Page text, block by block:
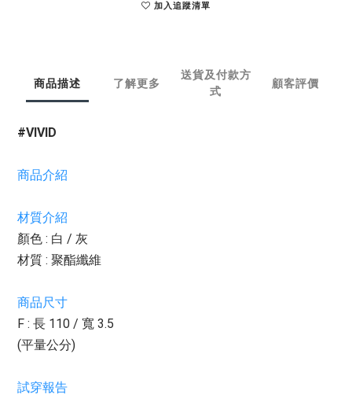
加入追蹤清單
商品描述 了解更多
送貨及付款方
式
顧客評價
#VIVID
商品介紹
材質介紹
顏色 : 白 / 灰
材質 : 聚酯纖維
商品尺寸
F : 長 110 / 寬 3.5
(平量公分)
試穿報告